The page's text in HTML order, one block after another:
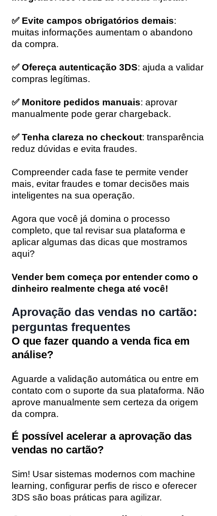
✅ Evite campos obrigatórios demais:
muitas informações aumentam o abandono
da compra.
✅ Ofereça autenticação 3DS: ajuda a validar
compras legítimas.
✅ Monitore pedidos manuais: aprovar
manualmente pode gerar chargeback.
✅ Tenha clareza no checkout: transparência
reduz dúvidas e evita fraudes.
Compreender cada fase te permite vender
mais, evitar fraudes e tomar decisões mais
inteligentes na sua operação.
Agora que você já domina o processo
completo, que tal revisar sua plataforma e
aplicar algumas das dicas que mostramos
aqui?
Vender bem começa por entender como o
dinheiro realmente chega até você!
Aprovação das vendas no cartão:
perguntas frequentes
O que fazer quando a venda fica em
análise?
Aguarde a validação automática ou entre em
contato com o suporte da sua plataforma. Não
aprove manualmente sem certeza da origem
da compra.
É possível acelerar a aprovação das
vendas no cartão?
Sim! Usar sistemas modernos com machine
learning, configurar perfis de risco e oferecer
3DS são boas práticas para agilizar.